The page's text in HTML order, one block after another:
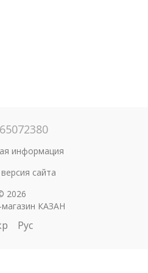
информация
сайта
2026
КАЗАН
Рус